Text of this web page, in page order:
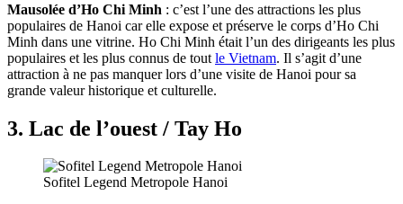
Mausolée d’Ho Chi Minh : c’est l’une des attractions les plus
populaires de Hanoi car elle expose et préserve le corps d’Ho Chi
Minh dans une vitrine. Ho Chi Minh était l’un des dirigeants les plus
populaires et les plus connus de tout le Vietnam. Il s’agit d’une
attraction à ne pas manquer lors d’une visite de Hanoi pour sa
grande valeur historique et culturelle.
3. Lac de l’ouest / Tay Ho
Sofitel Legend Metropole Hanoi